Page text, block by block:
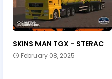
SKINS MAN TGX - STERAC
February 08, 2025